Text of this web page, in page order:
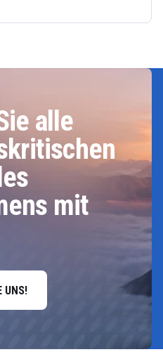
alle
mit
UNS!